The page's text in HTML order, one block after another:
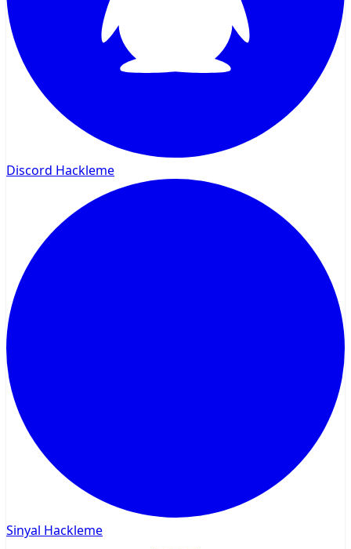
Discord Hackleme
Sinyal Hackleme